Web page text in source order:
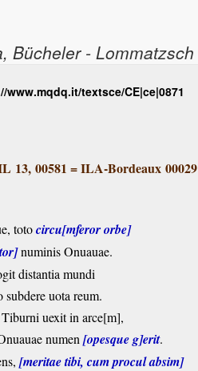
, Bücheler - Lommatzsch
www.mqdq.it/textsce/CE|ce|0871
13, 00581 =ILA-Bordeaux 00029
totocircu[mferor orbe]
numinis Onuauae.
distantia mundi
uota reum.
uexit in arce[m],
numen [opesque g]erit.
[meritae tibi, cum procul absim]